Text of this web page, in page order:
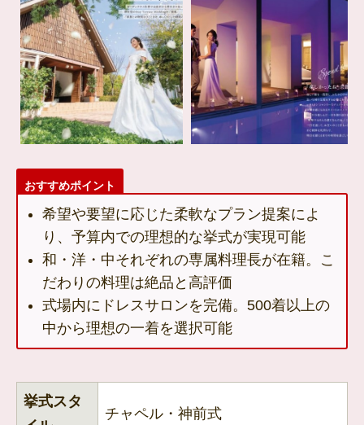
おすすめポイント
希望や要望に応じた柔軟なプラン提案によ
り、予算内での理想的な挙式が実現可能
和・洋・中それぞれの専属料理長が在籍。こ
だわりの料理は絶品と高評価
式場内にドレスサロンを完備。500着以上の
中から理想の一着を選択可能
挙式スタ
チャペル・神前式